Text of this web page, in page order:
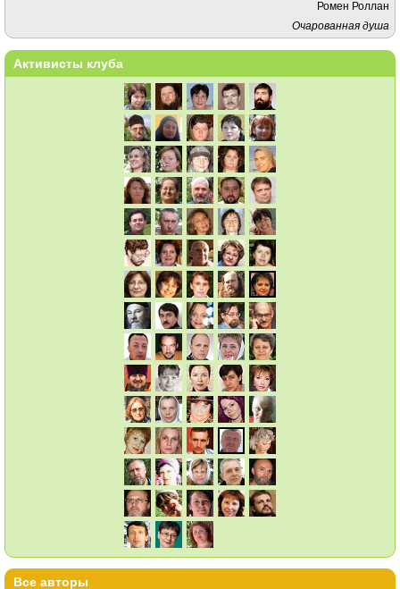
Ромен Роллан
Очарованная душа
Активисты клуба
Все авторы